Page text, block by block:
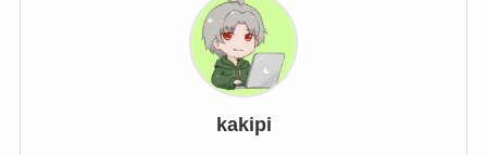
kakipi